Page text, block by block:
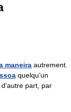
maneira autrement.
quelqu’un
d’autre part, par